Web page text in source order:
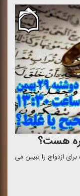
هست؟
ازدواج را تبیین می